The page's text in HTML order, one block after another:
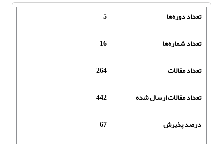
تعداد دوره‌ها
تعداد شماره‌ها
تعداد مقالات
تعداد مقالات ارسال شده
درصد پذیرش